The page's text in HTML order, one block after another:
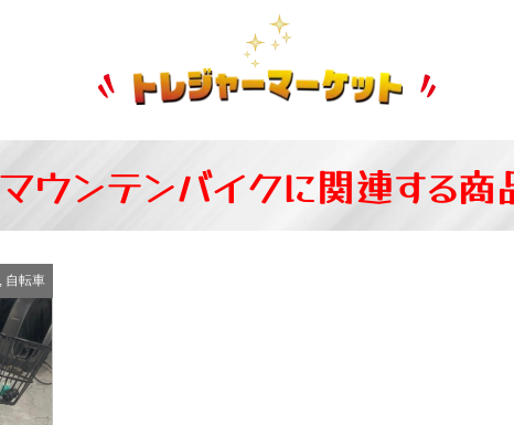
マウンテンバイクに関連する商
, 自転車